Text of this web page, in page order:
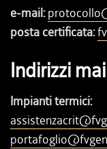
e-mail:
posta certificata:
Indirizzi
Impianti termici: